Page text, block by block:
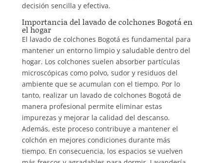
decisión sencilla y efectiva.
Importancia del lavado de colchones Bogotá en
el hogar
El lavado de colchones Bogotá es fundamental para
mantener un entorno limpio y saludable dentro del
hogar. Los colchones suelen absorber partículas
microscópicas como polvo, sudor y residuos del
ambiente que se acumulan con el tiempo. Por lo
tanto, realizar un lavado de colchones Bogotá de
manera profesional permite eliminar estas
impurezas y mejorar la calidad del descanso.
Además, este proceso contribuye a mantener el
colchón en mejores condiciones durante más
tiempo. En consecuencia, los espacios se vuelven